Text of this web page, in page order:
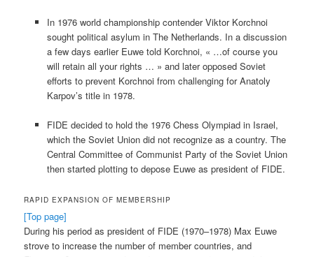
In 1976 world championship contender Viktor Korchnoi
sought political asylum in The Netherlands. In a discussion
a few days earlier Euwe told Korchnoi, « …of course you
will retain all your rights … » and later opposed Soviet
efforts to prevent Korchnoi from challenging for Anatoly
Karpov’s title in 1978.
FIDE decided to hold the 1976 Chess Olympiad in Israel,
which the Soviet Union did not recognize as a country. The
Central Committee of Communist Party of the Soviet Union
then started plotting to depose Euwe as president of FIDE.
RAPID EXPANSION OF MEMBERSHIP
[Top page]
During his period as president of FIDE (1970–1978) Max Euwe
strove to increase the number of member countries, and